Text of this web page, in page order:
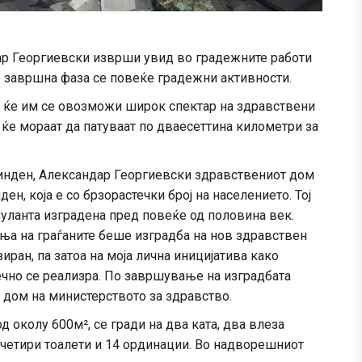
Георгиевски изврши увид во градежните работи
фаза се повеќе градежни активности.
ќе им се овозможи широк спектар на здравствени
мораат да патуваат по дваесеттина километри за
Александар Георгиевски здравствениот дом
која е со брзорастечки број на населението. Тој
изградена пред повеќе од половина век.
на граѓаните беше изградба на нов здравствен
па затоа на моја лична иницијатива како
се реализра. По завршување на изградбата
на министерството за здравство.
600м², се гради на два ката, два влеза
тоалети и 14 ординации. Во надворешниот